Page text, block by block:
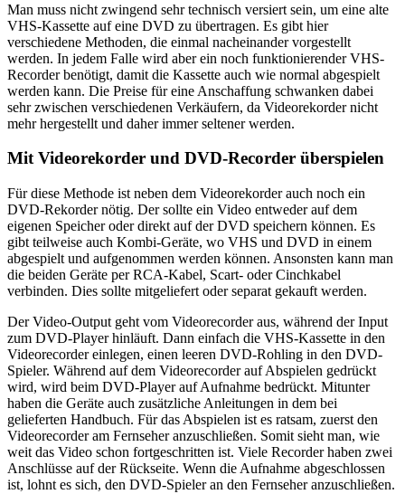
Man muss nicht zwingend sehr technisch versiert sein, um eine alte
VHS-Kassette auf eine DVD zu übertragen. Es gibt hier
verschiedene Methoden, die einmal nacheinander vorgestellt
werden. In jedem Falle wird aber ein noch funktionierender VHS-
Recorder benötigt, damit die Kassette auch wie normal abgespielt
werden kann. Die Preise für eine Anschaffung schwanken dabei
sehr zwischen verschiedenen Verkäufern, da Videorekorder nicht
mehr hergestellt und daher immer seltener werden.
Mit Videorekorder und DVD-Recorder überspielen
Für diese Methode ist neben dem Videorekorder auch noch ein
DVD-Rekorder nötig. Der sollte ein Video entweder auf dem
eigenen Speicher oder direkt auf der DVD speichern können. Es
gibt teilweise auch Kombi-Geräte, wo VHS und DVD in einem
abgespielt und aufgenommen werden können. Ansonsten kann man
die beiden Geräte per RCA-Kabel, Scart- oder Cinchkabel
verbinden. Dies sollte mitgeliefert oder separat gekauft werden.
Der Video-Output geht vom Videorecorder aus, während der Input
zum DVD-Player hinläuft. Dann einfach die VHS-Kassette in den
Videorecorder einlegen, einen leeren DVD-Rohling in den DVD-
Spieler. Während auf dem Videorecorder auf Abspielen gedrückt
wird, wird beim DVD-Player auf Aufnahme bedrückt. Mitunter
haben die Geräte auch zusätzliche Anleitungen in dem bei
gelieferten Handbuch. Für das Abspielen ist es ratsam, zuerst den
Videorecorder am Fernseher anzuschließen. Somit sieht man, wie
weit das Video schon fortgeschritten ist. Viele Recorder haben zwei
Anschlüsse auf der Rückseite. Wenn die Aufnahme abgeschlossen
ist, lohnt es sich, den DVD-Spieler an den Fernseher anzuschließen.